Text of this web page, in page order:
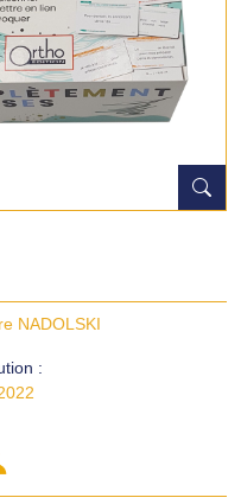
NADOLSKI
: